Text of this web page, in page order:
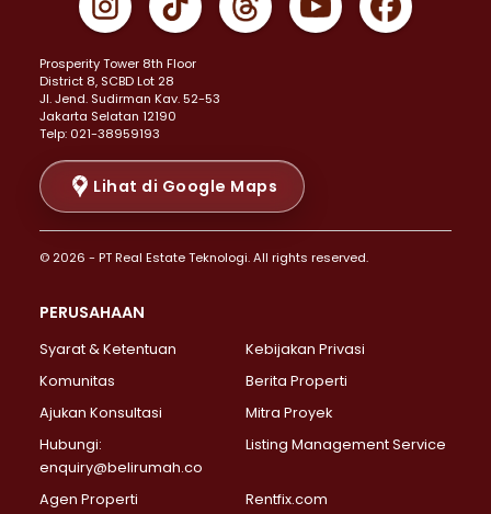
Properti Dijual di Johar Baru >
Properti Dijual di Menteng >
Properti Dijual di Senen >
Properti Dijual di Tanah Abang >
Properti Dijual di Cikini >
Properti Dijual di Kramat >
Properti Dijual di Pasar Baru >
Properti Dijual di Bendungan Hilir >
Properti Dijual di Jakarta Selatan >
Properti Dijual di Lebak Bulus >
Properti Dijual di Gandaria Selatan >
Properti Dijual di Pondok Labu >
Properti Dijual di Lenteng Agung >
Properti Dijual di Senayan >
Properti Dijual di Pondok Pinang >
Prosperity Tower 8th Floor
District 8, SCBD Lot 28
JI. Jend. Sudirman Kav. 52-53
Jakarta Selatan 12190
Telp: 021-38959193
Lihat di Google Maps
© 2026 - PT Real Estate Teknologi. All rights reserved.
PERUSAHAAN
Syarat & Ketentuan
Kebijakan Privasi
Komunitas
Berita Properti
Ajukan Konsultasi
Mitra Proyek
Hubungi:
enquiry@belirumah.co
Listing Management Service
Agen Properti Rentfix.com